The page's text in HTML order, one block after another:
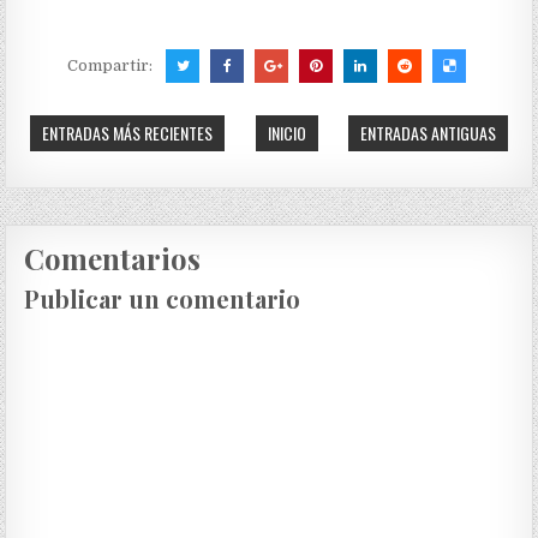
Compartir:
ENTRADAS MÁS RECIENTES ENTRADAS ANTIGUAS
INICIO
Comentarios
Publicar un comentario